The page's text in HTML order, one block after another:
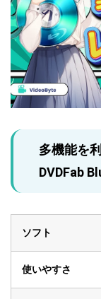
多機能を
DVDFab
ソフト
使いやすさ